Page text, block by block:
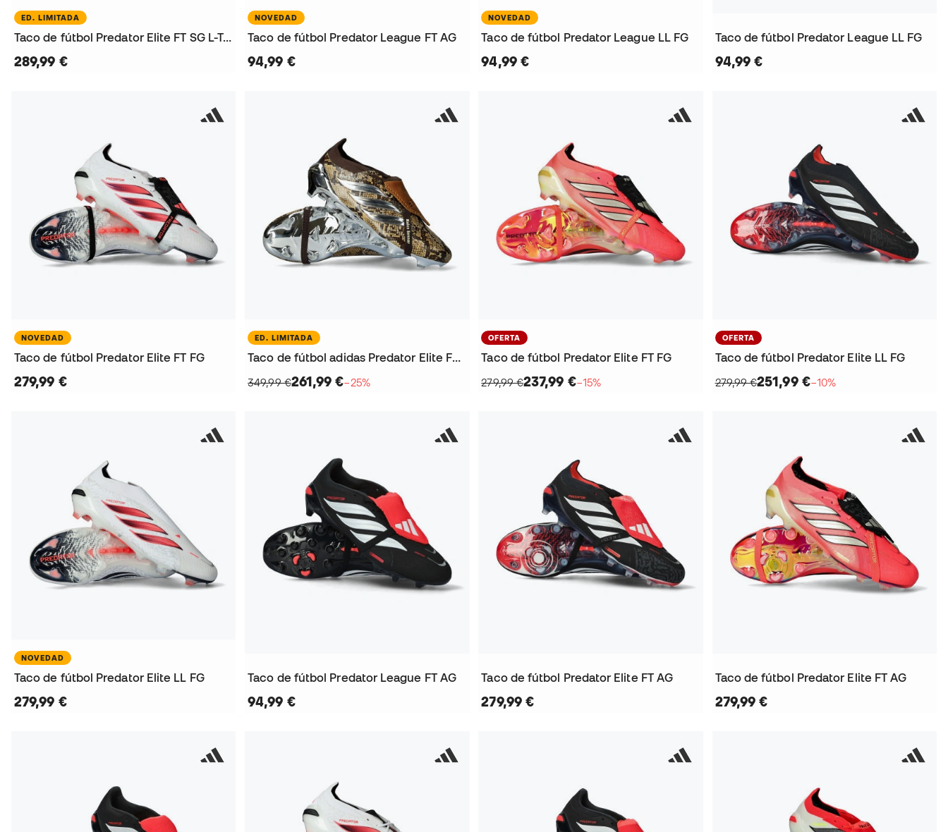
ED. LIMITADA
Taco de fútbol Predator Elite FT SG L-Tech
289,99 €
NOVEDAD
Taco de fútbol Predator League FT AG
94,99 €
NOVEDAD
Taco de fútbol Predator League LL FG
94,99 €
Taco de fútbol Predator League LL FG
94,99 €
NOVEDAD
Taco de fútbol Predator Elite FT FG
279,99 €
ED. LIMITADA
Taco de fútbol adidas Predator Elite FT FG Wales Bonner
349,99 €261,99 €−25%
OFERTA
Taco de fútbol Predator Elite FT FG
279,99 €237,99 €−15%
OFERTA
Taco de fútbol Predator Elite LL FG
279,99 €251,99 €−10%
NOVEDAD
Taco de fútbol Predator Elite LL FG
279,99 €
Taco de fútbol Predator League FT AG
94,99 €
Taco de fútbol Predator Elite FT AG
279,99 €
Taco de fútbol Predator Elite FT AG
279,99 €